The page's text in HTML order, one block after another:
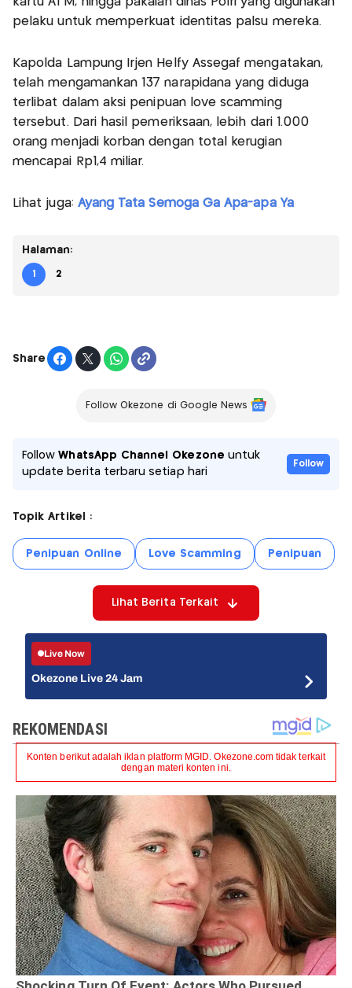
pelaku untuk memperkuat identitas palsu mereka.
Kapolda Lampung Irjen Helfy Assegaf mengatakan,
telah mengamankan 137 narapidana yang diduga
terlibat dalam aksi penipuan love scamming
tersebut. Dari hasil pemeriksaan, lebih dari 1.000
orang menjadi korban dengan total kerugian
mencapai Rp1,4 miliar.
Lihat juga: Ayang Tata Semoga Ga Apa-apa Ya
Halaman:
1 2
Share
Follow Okezone di Google News
FollowWhatsApp Channel Okezone untuk
update berita terbaru setiap hari
Follow
Topik Artikel :
Penipuan Online Love Scamming Penipuan
Lihat Berita Terkait
Live Now
Okezone Live 24 Jam